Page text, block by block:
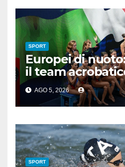
SPORT
Europei di
il team
dell’Italia
AGO 5, 2026
SPORT